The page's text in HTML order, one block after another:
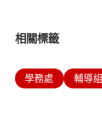
相關標籤
學務處 輔導組